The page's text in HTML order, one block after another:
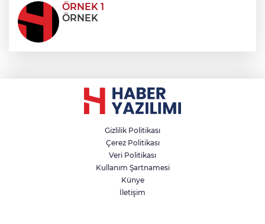
ÖRNEK 1
ÖRNEK
Gizlilik Politikası
Çerez Politikası
Veri Politikası
Kullanım Şartnamesi
Künye
İletişim